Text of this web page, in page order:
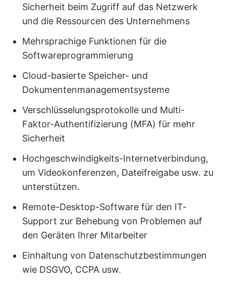
Sicherheit beim Zugriff auf das Netzwerk
und die Ressourcen des Unternehmens
Mehrsprachige Funktionen für die
Softwareprogrammierung
Cloud-basierte Speicher- und
Dokumentenmanagementsysteme
Verschlüsselungsprotokolle und Multi-
Faktor-Authentifizierung (MFA) für mehr
Sicherheit
Hochgeschwindigkeits-Internetverbindung,
um Videokonferenzen, Dateifreigabe usw. zu
unterstützen.
Remote-Desktop-Software für den IT-
Support zur Behebung von Problemen auf
den Geräten Ihrer Mitarbeiter
Einhaltung von Datenschutzbestimmungen
wie DSGVO, CCPA usw.